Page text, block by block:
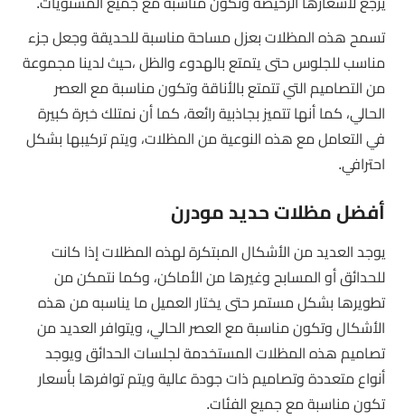
تسمح هذه المظلات بعزل مساحة مناسبة للحديقة وجعل جزء
مناسب للجلوس حتى يتمتع بالهدوء والظل ،حيث لدينا مجموعة
من التصاميم التي تتمتع بالأناقة وتكون مناسبة مع العصر
الحالي، كما أنها تتميز بجاذبية رائعة، كما أن نمتلك خبرة كبيرة
في التعامل مع هذه النوعية من المظلات، ويتم تركيبها بشكل
احترافي.
أفضل مظلات حديد مودرن
يوجد العديد من الأشكال المبتكرة لهذه المظلات إذا كانت
للحدائق أو المسابح وغيرها من الأماكن، وكما نتمكن من
تطويرها بشكل مستمر حتى يختار العميل ما يناسبه من هذه
الأشكال وتكون مناسبة مع العصر الحالي، ويتوافر العديد من
تصاميم هذه المظلات المستخدمة لجلسات الحدائق ويوجد
أنواع متعددة وتصاميم ذات جودة عالية ويتم توافرها بأسعار
تكون مناسبة مع جميع الفئات.